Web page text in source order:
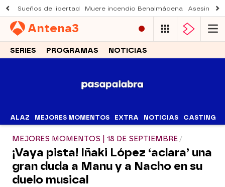
Sueños de libertad Muere incendio Benalmádena Asesinato
Antena3
SERIES PROGRAMAS NOTICIAS
ALAZ MEJORES MOMENTOS EXTRA NOTICIAS CASTING
MEJORES MOMENTOS | 18 DE SEPTIEMBRE
¡Vaya pista! Iñaki López ‘aclara’ una
gran duda a Manu y a Nacho en su
duelo musical